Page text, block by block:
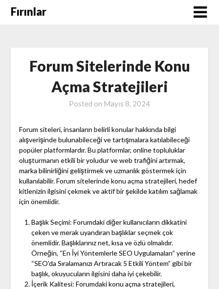
SkipFırınlar
Forum Sitelerinde Konu
Açma Stratejileri
Posted on Mayıs 8, 2024
Forum siteleri, insanların belirli konular hakkında bilgi
alışverişinde bulunabileceği ve tartışmalara katılabileceği
popüler platformlardır. Bu platformlar, online topluluklar
oluşturmanın etkili bir yoludur ve web trafiğini artırmak,
marka bilinirliğini geliştirmek ve uzmanlık göstermek için
kullanılabilir. Forum sitelerinde konu açma stratejileri, hedef
kitlenizin ilgisini çekmek ve aktif bir şekilde katılım sağlamak
için önemlidir.
Başlık Seçimi: Forumdaki diğer kullanıcıların dikkatini
çeken ve merak uyandıran başlıklar seçmek çok
önemlidir. Başlıklarınız net, kısa ve özlü olmalıdır.
Örneğin, “En İyi Yöntemlerle SEO Uygulamaları” yerine
“SEO'da Sıralamanızı Artıracak 5 Etkili Yöntem” gibi bir
başlık, okuyucuların ilgisini daha iyi çekebilir.
İçerik Kalitesi: Forumdaki konu açma stratejileri,